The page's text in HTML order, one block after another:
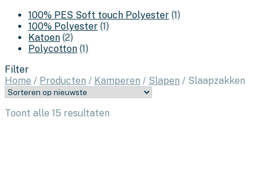
100% PES Soft touch Polyester (1)
100% Polyester (1)
Katoen (2)
Polycotton (1)
Filter
Home / Producten / Kamperen / Slapen / Slaapzakken
Toont alle 15 resultaten